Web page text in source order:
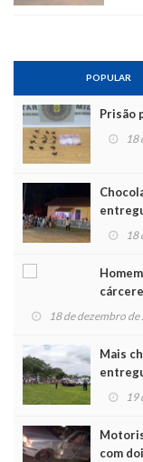
POPULAR
Prisão
18
Noel 18
18 de dezembro de
Mais
19
com